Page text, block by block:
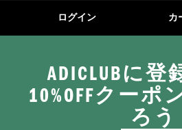
ログイン カ
ADICLUBに登
10%OFFクーポ
ろう